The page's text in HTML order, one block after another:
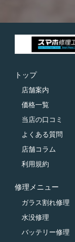
トップ
店舗案内
価格一覧
当店の口コミ
よくある質問
店舗コラム
利用規約
修理メニュー
ガラス割れ修理
水没修理
バッテリー修理